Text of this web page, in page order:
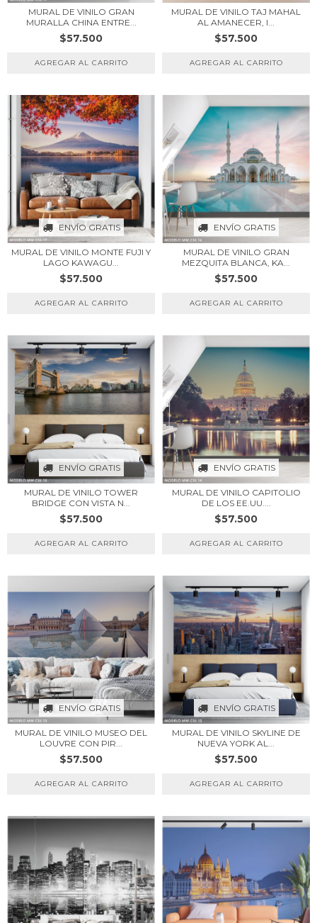
MURAL DE VINILO GRAN
MURALLA CHINA ENTRE...
$57.500
MURAL DE VINILO TAJ MAHAL
AL AMANECER, I...
$57.500
ENVÍO GRATIS
MURAL DE VINILO MONTE FUJI Y
LAGO KAWAGU...
$57.500
ENVÍO GRATIS
MURAL DE VINILO GRAN
MEZQUITA BLANCA, KA...
$57.500
ENVÍO GRATIS
MURAL DE VINILO TOWER
BRIDGE CON VISTA N...
$57.500
ENVÍO GRATIS
MURAL DE VINILO CAPITOLIO
DE LOS EE.UU....
$57.500
ENVÍO GRATIS
MURAL DE VINILO MUSEO DEL
LOUVRE CON PIR...
$57.500
ENVÍO GRATIS
MURAL DE VINILO SKYLINE DE
NUEVA YORK AL...
$57.500